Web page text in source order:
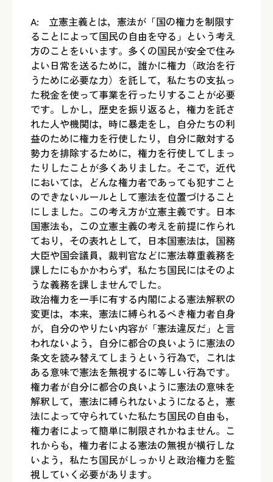
A: 立憲主義とは，憲法が「国の権力を制限す
ることによって国民の自由を守る」という考え
方のことをいいます。多くの国民が安全で住み
よい日常を送るために，誰かに権力（政治を行
うために必要な力）を託して，私たちの支払っ
た税金を使って事業を行ったりすることが必要
です。しかし，歴史を振り返ると，権力を託さ
れた人や機関は，時に暴走をし，自分たちの利
益のために権力を行使したり，自分に敵対する
勢力を排除するために，権力を行使してしまっ
たりしたことが多くありました。そこで，近代
においては，どんな権力者であっても犯すこと
のできないルールとして憲法を位置づけること
にしました。この考え方が立憲主義です。日本
国憲法も，この立憲主義の考えを前提に作られ
ており，その表れとして，日本国憲法は，国務
大臣や国会議員，裁判官などに憲法尊重義務を
課したにもかかわらず，私たち国民にはそのよ
うな義務を課しませんでした。
政治権力を一手に有する内閣による憲法解釈の
変更は，本来，憲法に縛られるべき権力者自身
が，自分のやりたい内容が「憲法違反だ」と言
われないよう，自分に都合の良いように憲法の
条文を読み替えてしまうという行為で，これは
ある意味で憲法を無視するに等しい行為です。
権力者が自分に都合の良いように憲法の意味を
解釈して，憲法に縛られないようになると，憲
法によって守られていた私たち国民の自由も，
権力者によって簡単に制限されかねません。こ
れからも，権力者による憲法の無視が横行しな
いよう，私たち国民がしっかりと政治権力を監
視していく必要があります。